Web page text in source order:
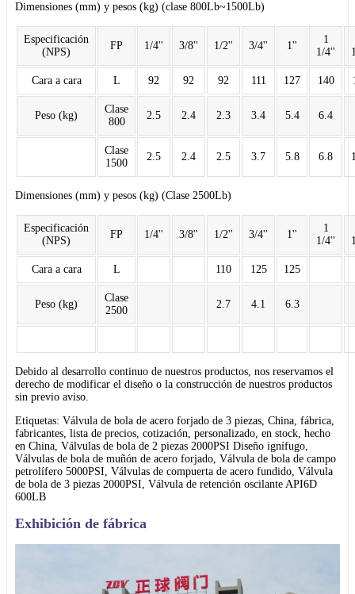
Dimensiones (mm) y pesos (kg) (clase 800Lb~1500Lb)
Especificación
(NPS)
FP 1/4'' 3/8'' 1/2'' 3/4'' 1''
1
1/4''
Cara a cara L 92 92 92 111 127 140
Peso (kg)
Clase
800
2.5 2.4 2.3 3.4 5.4 6.4
Clase
1500
2.5 2.4 2.5 3.7 5.8 6.8
Dimensiones (mm) y pesos (kg) (Clase 2500Lb)
Especificación
(NPS)
FP 1/4'' 3/8'' 1/2'' 3/4'' 1''
1
1/4''
Cara a cara L 110 125 125
Peso (kg)
Clase
2500
2.7 4.1 6.3
Debido al desarrollo continuo de nuestros productos, nos reservamos el
derecho de modificar el diseño o la construcción de nuestros productos
sin previo aviso.
Etiquetas: Válvula de bola de acero forjado de 3 piezas, China, fábrica,
fabricantes, lista de precios, cotización, personalizado, en stock, hecho
en China, Válvulas de bola de 2 piezas 2000PSI Diseño ignífugo,
Válvulas de bola de muñón de acero forjado, Válvula de bola de campo
petrolífero 5000PSI, Válvulas de compuerta de acero fundido, Válvula
de bola de 3 piezas 2000PSI, Válvula de retención oscilante API6D
600LB
Exhibición de fábrica